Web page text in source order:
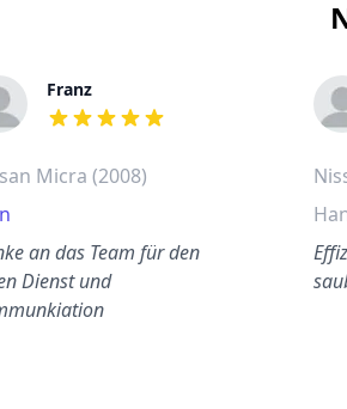
Franz
out of 5 stars
Micra (2008)
an das Team für den
Dienst und